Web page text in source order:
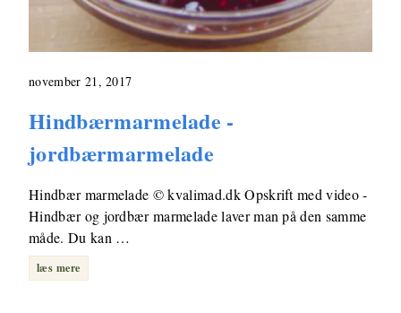
november 21, 2017
Hindbærmarmelade -
jordbærmarmelade
Hindbær marmelade © kvalimad.dk Opskrift med video -
Hindbær og jordbær marmelade laver man på den samme
måde. Du kan …
læs mere